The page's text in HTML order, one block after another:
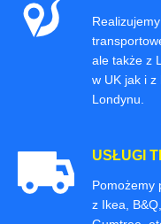
ale także z
w UK jak i z
Londynu.
USŁUGI
Pomożemy
z Ikea,